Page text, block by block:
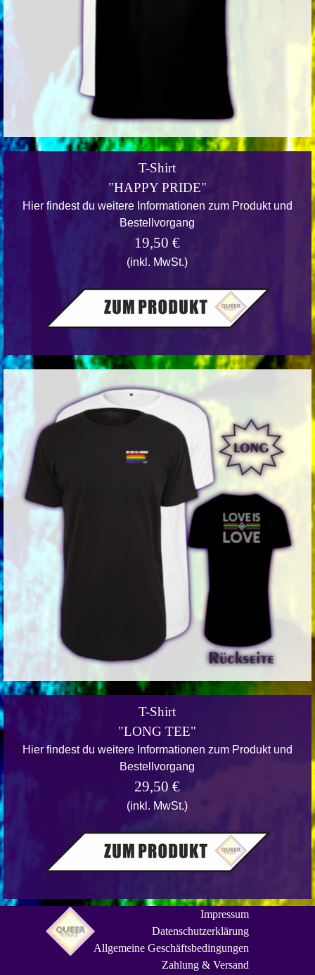
T-Shirt
"HAPPY PRIDE"
Hier findest du weitere Informationen zum Produkt und
Bestellvorgang
19,50 €
(inkl. MwSt.)
T-Shirt
"LONG TEE"
Hier findest du weitere Informationen zum Produkt und
Bestellvorgang
29,50 €
(inkl. MwSt.)
Impressum
Datenschutzerklärung
Allgemeine Geschäftsbedingungen
Zahlung & Versand